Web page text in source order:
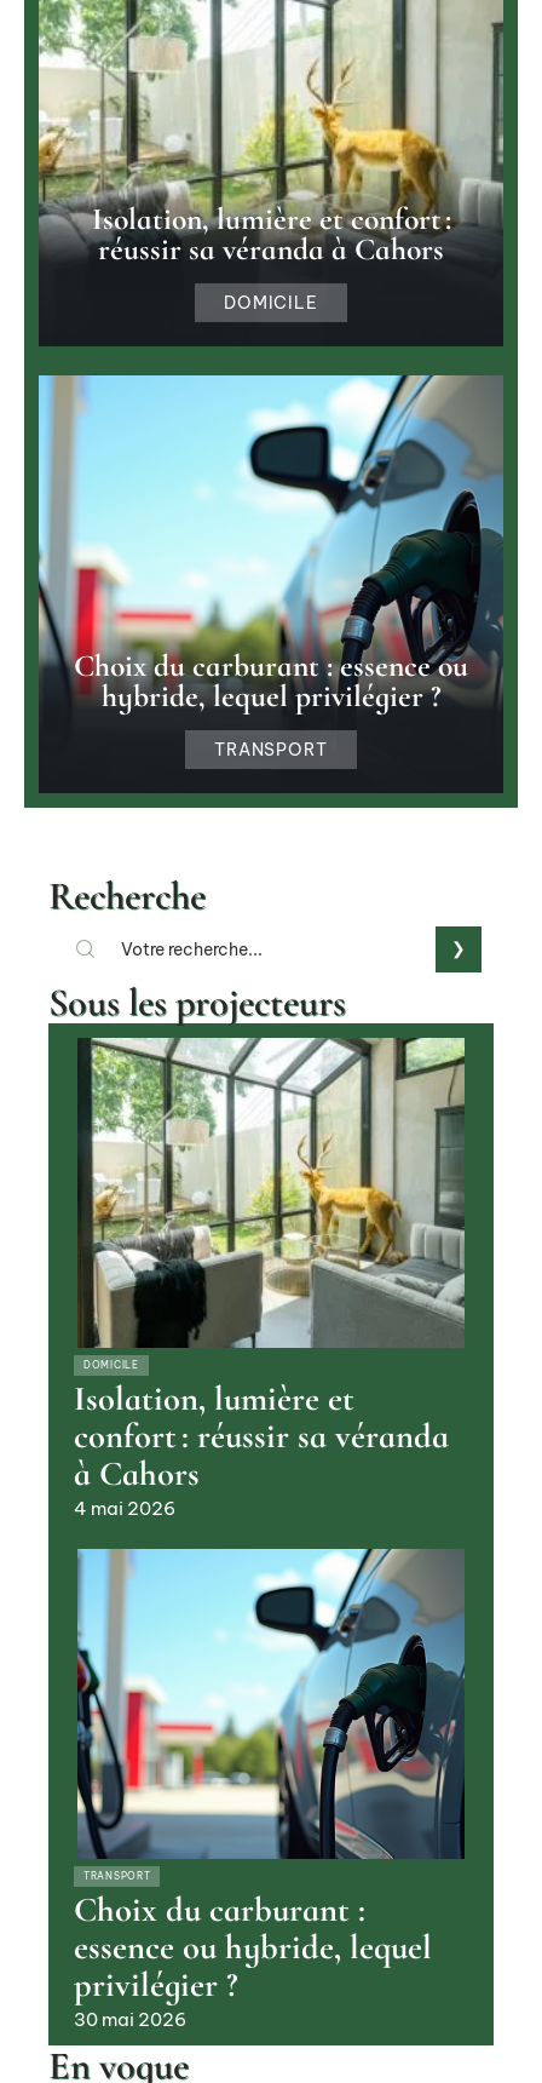
Isolation, lumière et confort :
réussir sa véranda à Cahors
DOMICILE
Choix du carburant : essence ou
hybride, lequel privilégier ?
TRANSPORT
Recherche
Sous les projecteurs
DOMICILE
Isolation, lumière et
confort : réussir sa véranda
à Cahors
4 mai 2026
TRANSPORT
Choix du carburant :
essence ou hybride, lequel
privilégier ?
30 mai 2026
En vogue